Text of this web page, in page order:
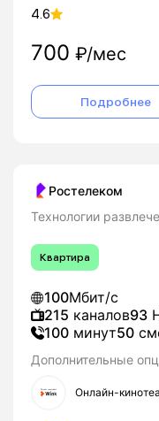
4.6
700 ₽/мес
Подробнее
Ростелеком
Технологии
Квартира
100Мбит/с
215 каналов93
100 минут50
Дополнительные
Онлайн-